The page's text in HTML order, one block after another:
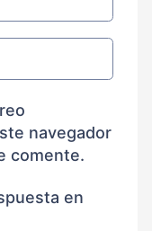
navegador
comente.
en